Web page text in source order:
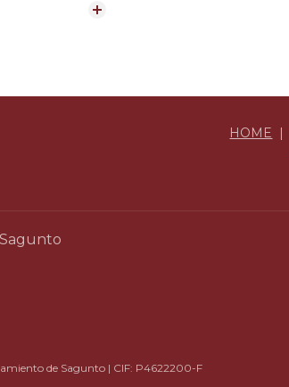
HOME |
de Sagunto | CIF: P4622200-F